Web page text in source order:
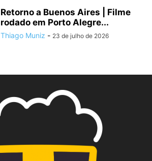
Retorno a Buenos Aires | Filme
rodado em Porto Alegre...
Thiago Muniz - 23 de julho de 2026